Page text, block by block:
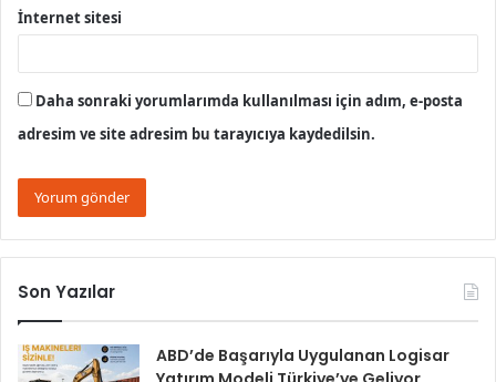
İnternet sitesi
Daha sonraki yorumlarımda kullanılması için adım, e-posta
adresim ve site adresim bu tarayıcıya kaydedilsin.
Son Yazılar
ABD’de Başarıyla Uygulanan Logisar